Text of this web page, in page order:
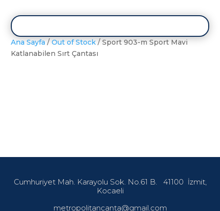
Ana Sayfa /Out of Stock / Sport 903-m Sport Mavi
Katlanabilen Sırt Çantası
Cumhuriyet Mah. Karayolu Sok. No.61 B. 41100 İzmit,
Kocaeli
metropolitancanta@gmail.com